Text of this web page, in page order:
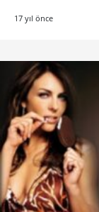
17 yıl önce